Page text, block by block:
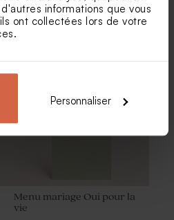
informations que vous
ont collectées lors de votre
Personnaliser
Carte menu mariage
terracotta graphique
Menu mariage Oui pour la
vie